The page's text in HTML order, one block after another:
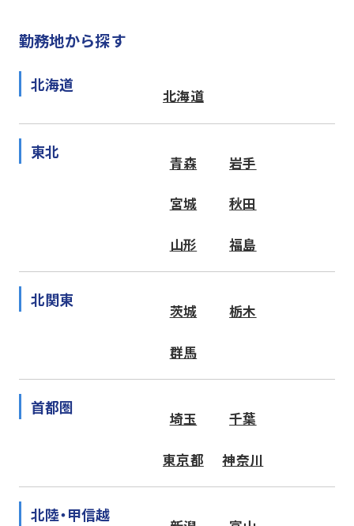
勤務地から探す
北海道
北海道
東北
青森 岩手
宮城 秋田
山形 福島
北関東
茨城 栃木
群馬
首都圏
埼玉 千葉
東京都 神奈川
北陸・甲信越